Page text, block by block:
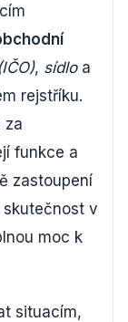
, sídloa
rejstříku.
za
funkce a
zastoupení
v
moc k
situacím,